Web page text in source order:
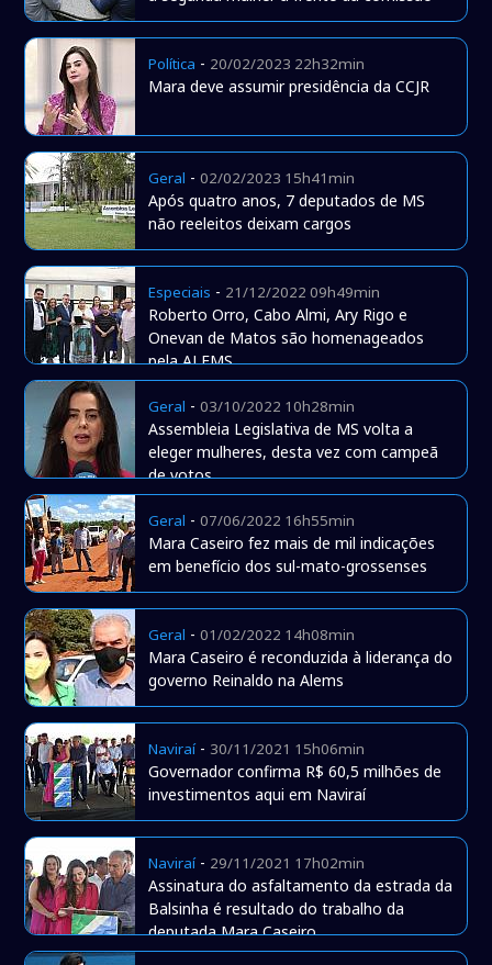
Política - 20/02/2023 22h32min
Mara deve assumir presidência da CCJR
Geral -02/02/2023 15h41min
Após quatro anos, 7 deputados de MS
não reeleitos deixam cargos
Especiais - 21/12/2022 09h49min
Roberto Orro, Cabo Almi, Ary Rigo e
Onevan de Matos são homenageados
pela ALEMS
Geral -03/10/2022 10h28min
Assembleia Legislativa de MS volta a
eleger mulheres, desta vez com campeã
de votos
Geral -07/06/2022 16h55min
Mara Caseiro fez mais de mil indicações
em benefício dos sul-mato-grossenses
Geral -01/02/2022 14h08min
Mara Caseiro é reconduzida à liderança do
governo Reinaldo na Alems
Naviraí- 30/11/2021 15h06min
Governador confirma R$ 60,5 milhões de
investimentos aqui em Naviraí
Naviraí- 29/11/2021 17h02min
Assinatura do asfaltamento da estrada da
Balsinha é resultado do trabalho da
deputada Mara Caseiro